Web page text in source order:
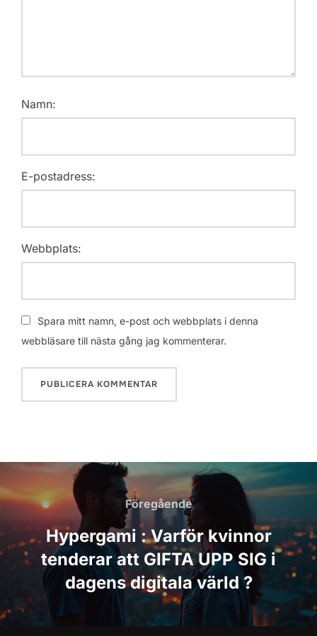
Namn:
E-postadress:
Webbplats:
Spara mitt namn, e-post och webbplats i denna
webbläsare till nästa gång jag kommenterar.
Inläggsnavigering
Föregående
Föregående
Hypergami : Varför kvinnor
tenderar att GIFTA UPP SIG i
dagens digitala värld ?